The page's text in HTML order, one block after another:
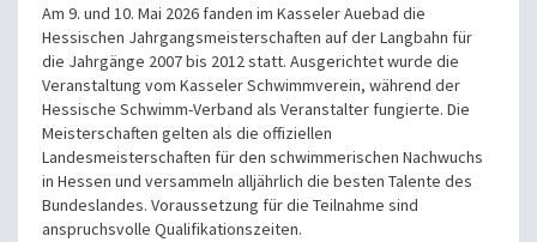
Am 9. und 10. Mai 2026 fanden im Kasseler Auebad die
Hessischen Jahrgangsmeisterschaften auf der Langbahn für
die Jahrgänge 2007 bis 2012 statt. Ausgerichtet wurde die
Veranstaltung vom Kasseler Schwimmverein, während der
Hessische Schwimm-Verband als Veranstalter fungierte. Die
Meisterschaften gelten als die offiziellen
Landesmeisterschaften für den schwimmerischen Nachwuchs
in Hessen und versammeln alljährlich die besten Talente des
Bundeslandes. Voraussetzung für die Teilnahme sind
anspruchsvolle Qualifikationszeiten.